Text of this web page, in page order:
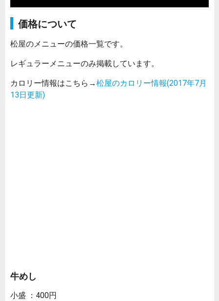
価格について
松屋のメニューの価格一覧です。
レギュラーメニューのみ掲載しています。
カロリー情報はこちら→松屋のカロリー情報(2017年7月
13日更新)
牛めし
小盛 ：400円